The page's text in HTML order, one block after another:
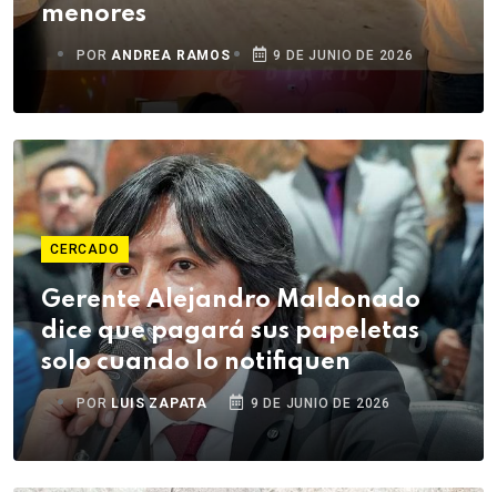
menores
PORANDREA RAMOS 9 DE JUNIO DE 2026
CERCADO
Gerente Alejandro Maldonado
dice que pagará sus papeletas
solo cuando lo notifiquen
POR LUIS ZAPATA 9 DE JUNIO DE 2026